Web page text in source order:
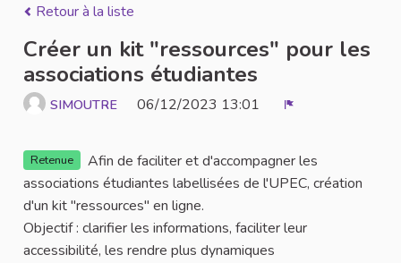
Retour à la liste
Créer un kit "ressources" pour les
associations étudiantes
SIMOUTRE 06/12/2023 13:01
Retenue
Afin de faciliter et d'accompagner les
associations étudiantes labellisées de l'UPEC, création
d'un kit "ressources" en ligne.
Objectif : clarifier les informations, faciliter leur
accessibilité, les rendre plus dynamiques